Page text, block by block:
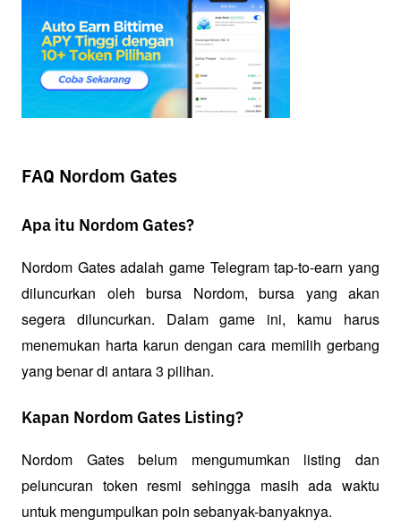
FAQ Nordom Gates
Apa itu Nordom Gates?
Nordom Gates adalah game Telegram tap-to-earn yang
diluncurkan oleh bursa Nordom, bursa yang akan
segera diluncurkan. Dalam game ini, kamu harus
menemukan harta karun dengan cara memilih gerbang
yang benar di antara 3 pilihan.
Kapan Nordom Gates Listing?
Nordom Gates belum mengumumkan listing dan
peluncuran token resmi sehingga masih ada waktu
untuk mengumpulkan poin sebanyak-banyaknya.